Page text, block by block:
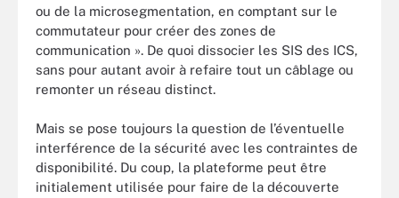
ou de la microsegmentation, en comptant sur le
commutateur pour créer des zones de
communication ». De quoi dissocier les SIS des ICS,
sans pour autant avoir à refaire tout un câblage ou
remonter un réseau distinct.
Mais se pose toujours la question de l’éventuelle
interférence de la sécurité avec les contraintes de
disponibilité. Du coup, la plateforme peut être
initialement utilisée pour faire de la découverte